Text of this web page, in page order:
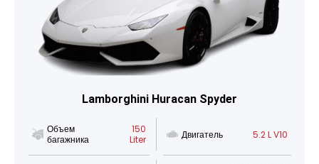
Lamborghini Huracan Spyder
Объем
багажника
150
Liter
Двигатель 5.2 L V10